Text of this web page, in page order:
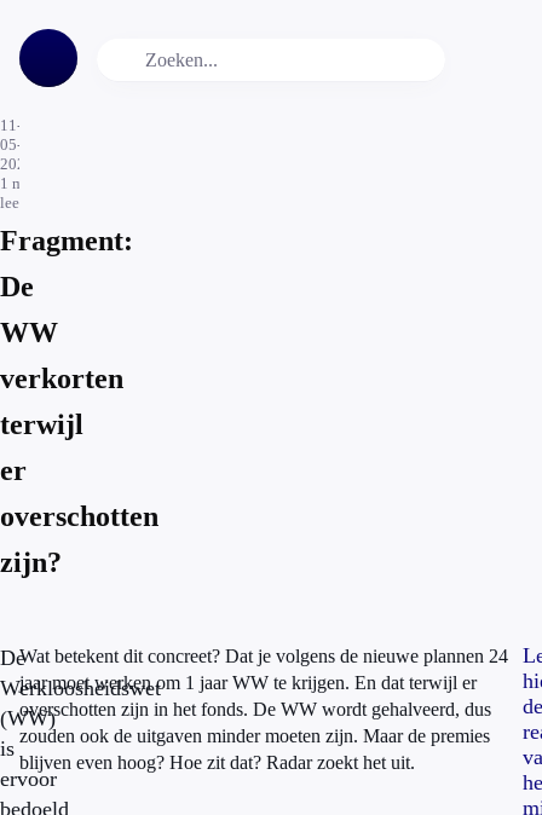
11-
05-
2026
1 min.
leestijd
Fragment:
De
WW
verkorten
terwijl
er
overschotten
zijn?
De
Werkloosheidswet
(WW)
is
ervoor
bedoeld
Wat betekent dit concreet? Dat je volgens de nieuwe plannen 24
jaar moet werken om 1 jaar WW te krijgen. En dat terwijl er
overschotten zijn in het fonds. De WW wordt gehalveerd, dus
zouden ook de uitgaven minder moeten zijn. Maar de premies
blijven even hoog? Hoe zit dat? Radar zoekt het uit.
de